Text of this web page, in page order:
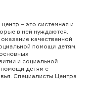
– это системная и
в ней нуждаются.
качественной
помощи детям,
и социальной
помощи детям с
Специалисты Центра